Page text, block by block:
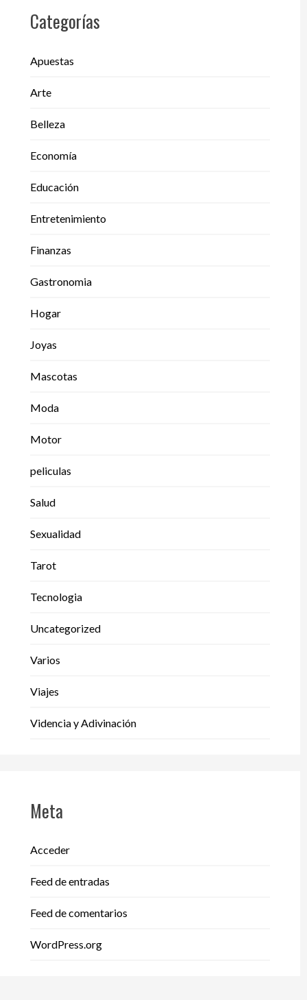
Categorías
Apuestas
Arte
Belleza
Economía
Educación
Entretenimiento
Finanzas
Gastronomia
Hogar
Joyas
Mascotas
Moda
Motor
peliculas
Salud
Sexualidad
Tarot
Tecnologia
Uncategorized
Varios
Viajes
Videncia y Adivinación
Meta
Acceder
Feed de entradas
Feed de comentarios
WordPress.org